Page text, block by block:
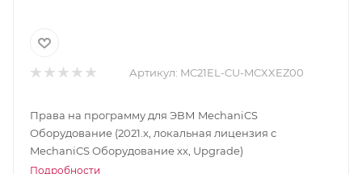
Артикул: MC21EL-CU-MCXXEZ00
Права на программу для ЭВМ MechaniCS
Оборудование (2021.x, локальная лицензия с
MechaniCS Оборудование xx, Upgrade)
Подробности